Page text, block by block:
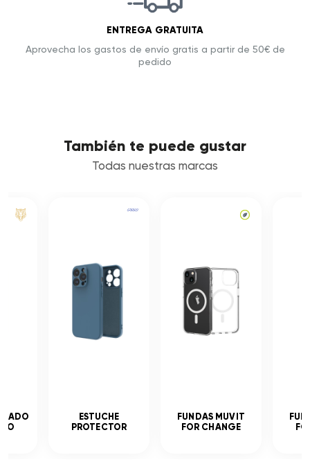
ENTREGA GRATUITA
Aprovecha los gastos de envío gratis a partir de 50€ de
pedido
También te puede gustar
Todas nuestras marcas
ESTUCHE
PROTECTOR
FUNDAS MUVIT
FOR CHANGE